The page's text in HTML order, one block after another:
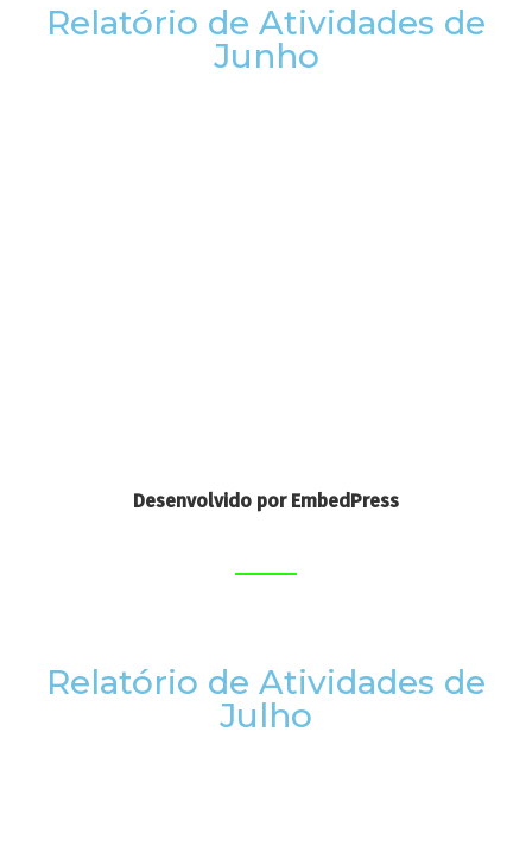
Relatório de Atividades de
Junho
Desenvolvido por EmbedPress
Relatório de Atividades de
Julho